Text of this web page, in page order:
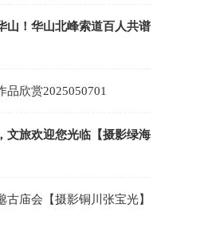
山！华山北峰索道百人共谱
品欣赏2025050701
文旅欢迎您光临【摄影绿海
古庙会【摄影铜川张宝光】